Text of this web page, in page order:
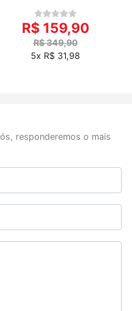
R$ 159,90
R$ 349,90
5x R$ 31,98
responderemos o mais